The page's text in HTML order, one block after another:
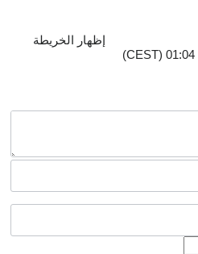
إظهار الخريطة